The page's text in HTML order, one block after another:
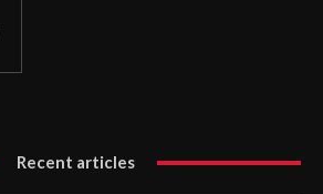
Recent articles